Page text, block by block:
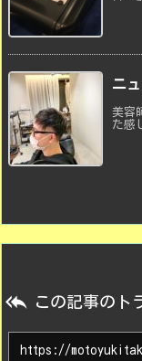
ニ
美容
た感
 この記事のト